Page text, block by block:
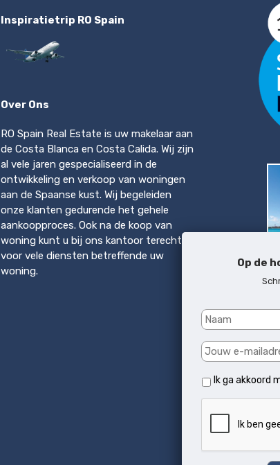
Inspiratietrip RO Spain
Over Ons
RO Spain Real Estate is uw makelaar aan
de Costa Blanca en Costa Calida. Wij zijn
al vele jaren gespecialiseerd in de
ontwikkeling en verkoop van woningen
aan de Spaanse kust. Wij begeleiden
onze klanten gedurende het gehele
aankoopproces. Ook na de koop van
woning kunt u bij ons kantoor terecht
voor vele diensten betreffende uw
woning.
Op de
Ik ga akkoord